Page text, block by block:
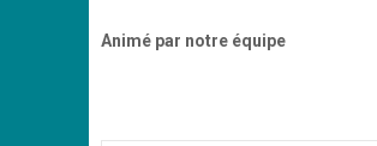
Animé par notre équipe